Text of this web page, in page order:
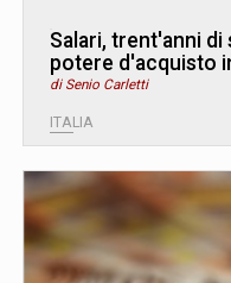
Salari, trent'anni di
potere d'acquisto
di Senio Carletti
ITALIA